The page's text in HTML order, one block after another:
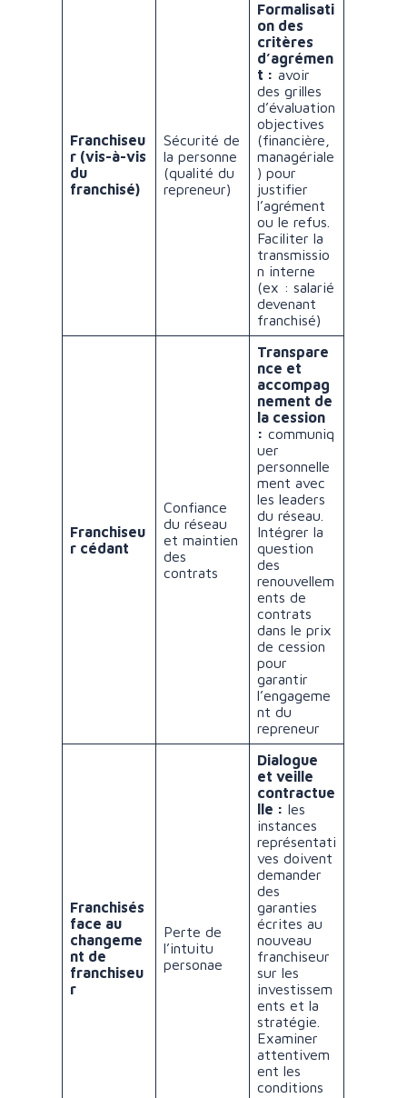
Franchiseu
r (vis-à-vis
du
franchisé)
Sécurité de
la personne
(qualité du
repreneur)
Formalisati
on des
critères
d’agrémen
t : avoir
des grilles
d’évaluation
objectives
(financière,
managériale
) pour
justifier
l’agrément
ou le refus.
Faciliter la
transmissio
n interne
(ex : salarié
devenant
franchisé)
Franchiseu
r cédant
Confiance
du réseau
et maintien
des
contrats
Transpare
nce et
accompag
nement de
la cession
: communiq
uer
personnelle
ment avec
les leaders
du réseau.
Intégrer la
question
des
renouvellem
ents de
contrats
dans le prix
de cession
pour
garantir
l’engageme
nt du
repreneur
Franchisés
face au
changeme
nt de
franchiseu
r
Perte de
l’intuitu
personae
Dialogue
et veille
contractue
lle : les
instances
représentati
ves doivent
demander
des
garanties
écrites au
nouveau
franchiseur
sur les
investissem
ents et la
stratégie.
Examiner
attentivem
ent les
conditions